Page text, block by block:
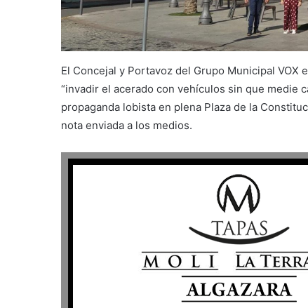
El Concejal y Portavoz del Grupo Municipal VOX
“invadir el acerado con vehículos sin que medie
propaganda lobista en plena Plaza de la
nota enviada a los medios.